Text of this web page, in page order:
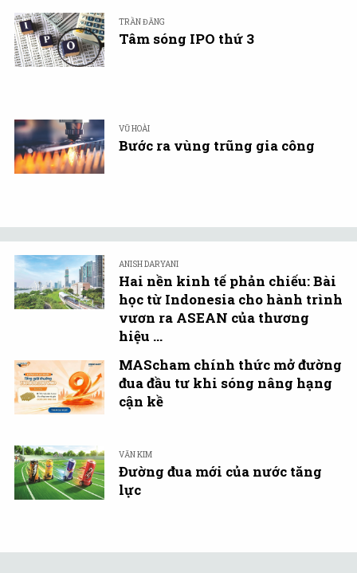
TRẦN ĐĂNG
Tâm sóng IPO thứ 3
VŨ HOÀI
Bước ra vùng trũng gia công
ANISH DARYANI
Hai nền kinh tế phản chiếu: Bài
học từ Indonesia cho hành trình
vươn ra ASEAN của thương
hiệu ...
MAScham chính thức mở đường
đua đầu tư khi sóng nâng hạng
cận kề
VĂN KIM
Đường đua mới của nước tăng
lực